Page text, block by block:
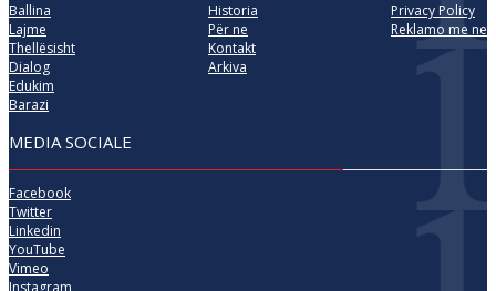
Ballina
Lajme
Thellësisht
Dialog
Edukim
Barazi
Historia
Për ne
Kontakt
Arkiva
Privacy Policy
Reklamo me ne
MEDIA SOCIALE
Facebook
Twitter
Linkedin
YouTube
Vimeo